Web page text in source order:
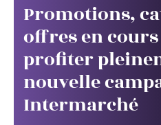
Promotions,
offres en
profiter
nouvelle
Intermarché